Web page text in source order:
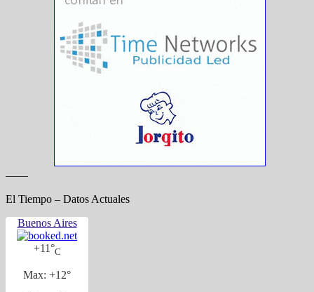
——
El Tiempo – Datos Actuales
Buenos Aires
+11°C
Max: +12°